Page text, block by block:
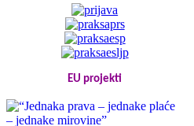
EU projekti